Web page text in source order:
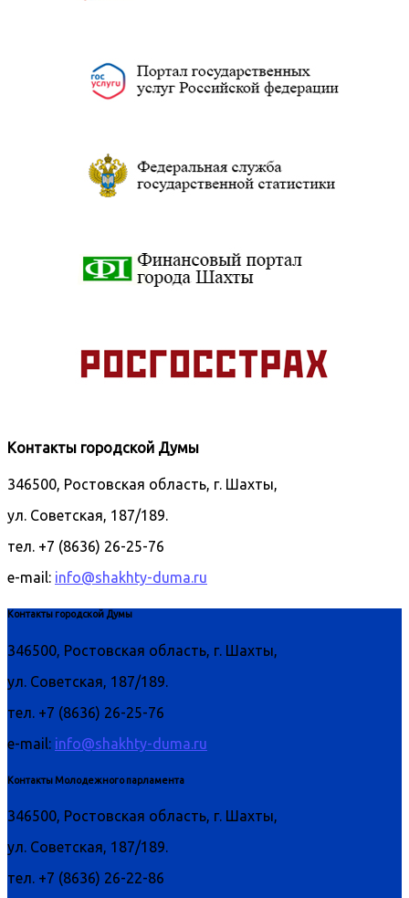
Контакты городской Думы
346500, Ростовская область, г. Шахты,
ул. Советская, 187/189.
тел. +7 (8636) 26-25-76
e-mail: info@shakhty-duma.ru
Контакты городской Думы
346500, Ростовская область, г. Шахты,
ул. Советская, 187/189.
тел. +7 (8636) 26-25-76
e-mail: info@shakhty-duma.ru
Контакты Молодежного парламента
346500, Ростовская область, г. Шахты,
ул. Советская, 187/189.
тел. +7 (8636) 26-22-86